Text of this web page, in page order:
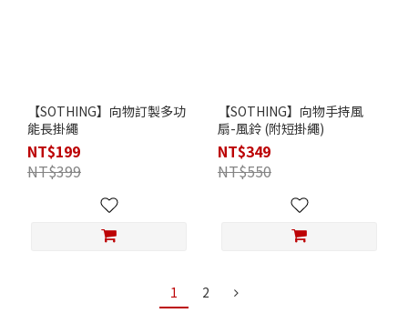
【SOTHING】向物訂製多功
能長掛繩
NT$199
NT$399
【SOTHING】向物手持風
扇-風鈴 (附短掛繩)
NT$349
NT$550
1 2